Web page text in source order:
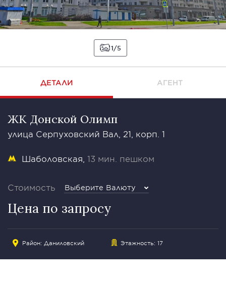
1 5
ДЕТАЛИ АГЕНТ
ЖК Донской Олимп
улица Серпуховский Вал, 21, корп. 1
Шаболовская 13 мин. пешком
Стоимость Выберите Валюту
Цена по запросу
Район: Даниловский Этажность: 17